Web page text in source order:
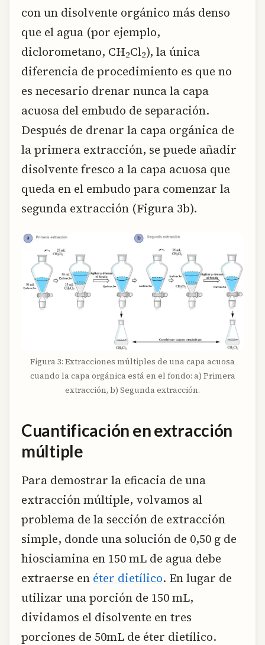
con un disolvente orgánico más denso
que el agua (por ejemplo,
diclorometano, CH2Cl2), la única
diferencia de procedimiento es que no
es necesario drenar nunca la capa
acuosa del embudo de separación.
Después de drenar la capa orgánica de
la primera extracción, se puede añadir
disolvente fresco a la capa acuosa que
queda en el embudo para comenzar la
segunda extracción (Figura 3b).
Figura 3: Extracciones múltiples de una capa acuosa
cuando la capa orgánica está en el fondo: a) Primera
extracción, b) Segunda extracción.
Cuantificación en extracción
múltiple
Para demostrar la eficacia de una
extracción múltiple, volvamos al
problema de la sección de extracción
simple, donde una solución de 0,50 g de
hiosciamina en 150 mL de agua debe
extraerse en éter dietílico. En lugar de
utilizar una porción de 150 mL,
dividamos el disolvente en tres
porciones de 50mL de éter dietílico.